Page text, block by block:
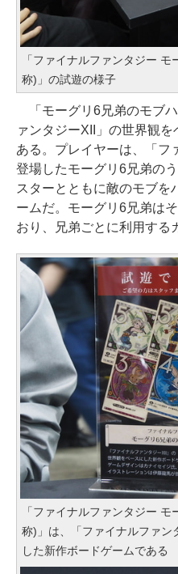
「ファイナルファンタジー
称)」の試遊の様子
「モーグリ6兄弟のモブ
ァンタジーXII」の世界観
ある。プレイヤーは、「フ
登場したモーグリ6兄弟の
スターとともに敵のモブを
ームだ。モーグリ6兄弟は
おり、兄弟ごとに利用する
「ファイナルファンタジー
称)」は、「ファイナルファン
した新作ボードゲームである